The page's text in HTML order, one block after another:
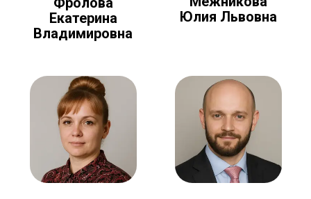
Екатерина
Владимировна
Юлия Львовна